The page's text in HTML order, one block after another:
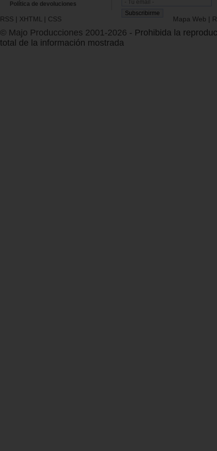
Política de devoluciones
RSS | XHTML | CSS Mapa Web |
© Majo Producciones 2001-2026 - Prohibida la
total de la información mostrada